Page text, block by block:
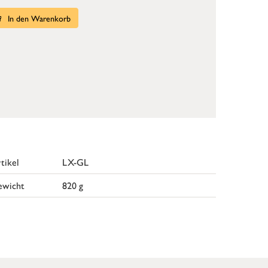
In den Warenkorb
LX-GL
820 g